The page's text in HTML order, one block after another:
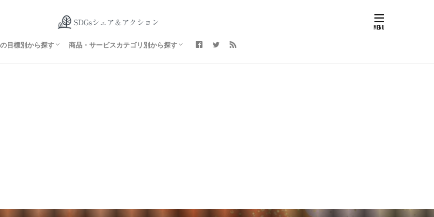
目標別から探す
なくそう
ゼロに
の人に健康と福祉を
い教育をみんなに
ダー平等を実現しよう
水とトイレを世界中に
ギーをみんなに そしてクリーンに
いも経済成長も
技術革新の基盤をつくろう
国の不平等をなくそう
続けられるまちづくりを
る責任 つかう責任
変動に具体的な対策を
豊かさを守ろう
豊かさも守ろう
と公正をすべての人に
トナーシップで目標を達成しよう
商品・サービスカテゴリ別から探す
ファッション
食料・飲料
エネルギー
電化製品
雑貨